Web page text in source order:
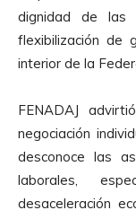
dignidad de las
flexibilización de
interior de la
FENADAJ
negociación
desconoce las
laborales,
desaceleración